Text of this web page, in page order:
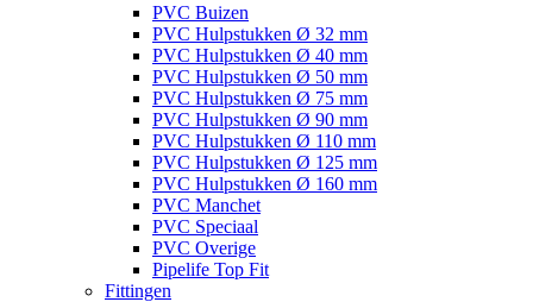
PVC Buizen
PVC Hulpstukken Ø 32 mm
PVC Hulpstukken Ø 40 mm
PVC Hulpstukken Ø 50 mm
PVC Hulpstukken Ø 75 mm
PVC Hulpstukken Ø 90 mm
PVC Hulpstukken Ø 110 mm
PVC Hulpstukken Ø 125 mm
PVC Hulpstukken Ø 160 mm
PVC Manchet
PVC Speciaal
PVC Overige
Pipelife Top Fit
Fittingen